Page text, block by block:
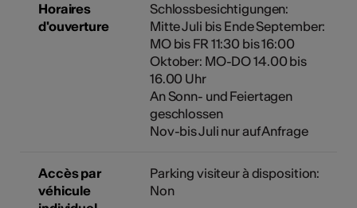
Horaires
d'ouverture
Schlossbesichtigungen:
Mitte Juli bis Ende September:
MO bis FR 11:30 bis 16:00
Oktober: MO-DO 14.00 bis
16.00 Uhr
An Sonn- und Feiertagen
geschlossen
Nov-bis Juli nur auf Anfrage
Accès par
véhicule
Parking visiteur à disposition:
Non